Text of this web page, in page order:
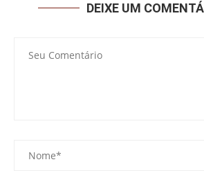
DEIXE UM